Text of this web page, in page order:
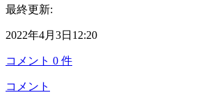
最終更新:
2022年4月3日12:20
コメント 0 件
コメント